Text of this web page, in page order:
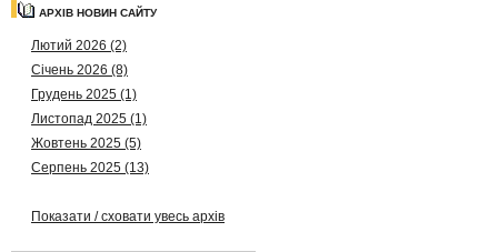
АРХІВ НОВИН САЙТУ
Лютий 2026 (2)
Січень 2026 (8)
Грудень 2025 (1)
Листопад 2025 (1)
Жовтень 2025 (5)
Серпень 2025 (13)
Показати / сховати увесь архів